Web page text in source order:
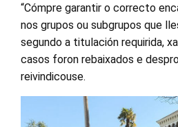
“Cómpre garantir o correcto
nos grupos ou subgrupos que
segundo a titulación requirida,
casos foron rebaixados e
reivindicouse.